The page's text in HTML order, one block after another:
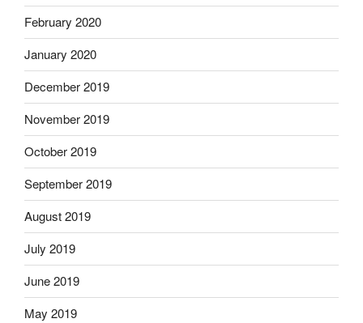
February 2020
January 2020
December 2019
November 2019
October 2019
September 2019
August 2019
July 2019
June 2019
May 2019